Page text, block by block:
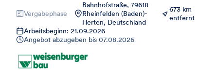
Vergabephase
Bahnhofstraße, 79618
Rheinfelden (Baden)-
Herten, Deutschland
673 km
entfernt
Arbeitsbeginn: 21.09.2026
Angebot abzugeben bis 07.08.2026